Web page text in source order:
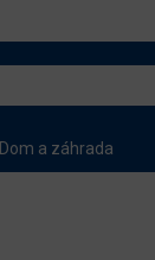
Dom a záhrada